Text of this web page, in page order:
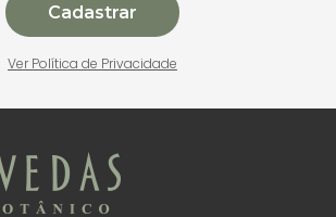
Cadastrar
Ver Política de Privacidade